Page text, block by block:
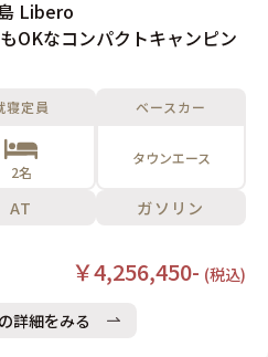
Libero
OKなコンパクトキャンピン
寝定員
2名
ベースカー
タウンエース
AT
ガソリン
￥4,256,450- (税込)
詳細をみる